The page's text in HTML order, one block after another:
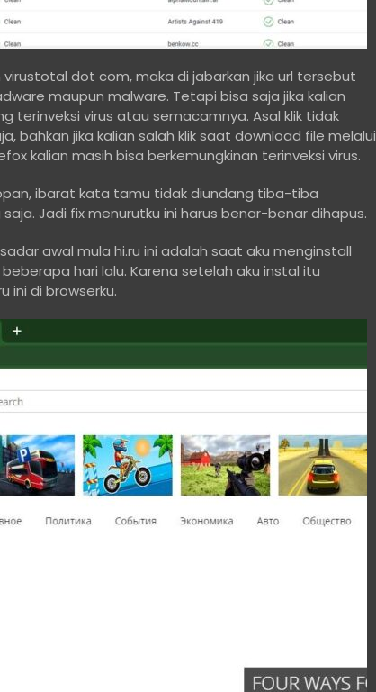
virustotal dot com, maka di jabarkan jika url tersebut
maupun malware. Tetapi bisa saja jika kalian
terinveksi virus atau semacamnya. Asal klik tidak
bahkan jika kalian salah klik saat download file melalui
kalian masih bisa berkemungkinan terinveksi virus.
ibarat kata tamu tidak diundang tiba-tiba
Jadi fix menurutku ini harus benar-benar dihapus.
awal mula hi.ru ini adalah saat aku menginstall
hari lalu. Karena setelah aku instal itu
ini di browserku.